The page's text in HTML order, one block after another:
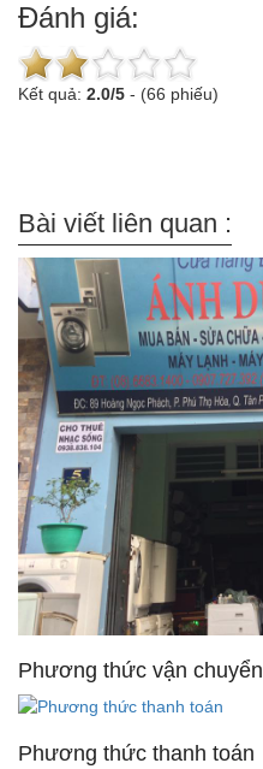
Đánh giá:
Kết quả: 2.0/5 - (66 phiếu)
Bài viết liên quan :
Phương thức vận chuyển
Phương thức thanh toán